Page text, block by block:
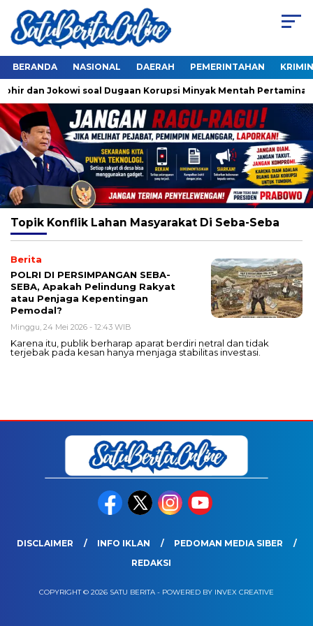
BERANDA NASIONAL DAERAH PEMERINTAHAN
dan Jokowi soal Dugaan Korupsi Minyak Mentah Pertamina
Topik Konflik Lahan Masyarakat Di Seba-Seba
Berita
POLRI DI PERSIMPANGAN SEBA-
SEBA, Apakah Pelindung Rakyat
atau Penjaga Kepentingan
Pemodal?
Minggu, 24 Mei 2026 - 12:43 WIB
Karena itu, publik berharap aparat berdiri netral dan tidak
terjebak pada kesan hanya menjaga stabilitas investasi.
DISCLAIMER INFO IKLAN
PEDOMAN MEDIA SIBER
REDAKSI
COPYRIGHT © 2026 SATU BERITA - POWERED BY INVEX CREATIVE